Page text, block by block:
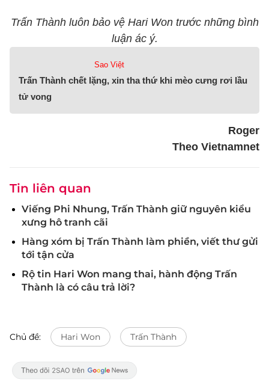
Trấn Thành luôn bảo vệ Hari Won trước những bình
luận ác ý.
Sao Việt
Trấn Thành chết lặng, xin tha thứ khi mèo cưng rơi lầu
tử vong
Roger
Theo Vietnamnet
Tin liên quan
Viếng Phi Nhung, Trấn Thành giữ nguyên kiểu
xưng hô tranh cãi
Hàng xóm bị Trấn Thành làm phiền, viết thư gửi
tới tận cửa
Rộ tin Hari Won mang thai, hành động Trấn
Thành là có câu trả lời?
Chủ đề: Hari Won Trấn Thành